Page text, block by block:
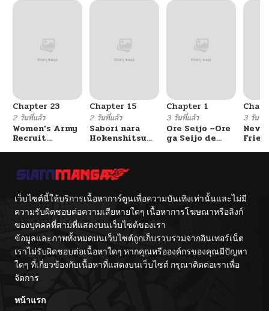
Chapter 23
2 วันที่แล้ว
Women’s Army
Recruit
Chapter 15
2 วันที่แล้ว
Sabori nara
Hokenshitsu
Chapter 1
3 วันที่แล้ว
Ore Seijo ~Ore
ga Seijo de
Itashimasu wa~
3 วันที่
เว็บไซต์นี้ให้บริการเนื้อหาการ์ตูนเพื่อความบันเทิงเท่านั้นและไม่มี
ความรับผิดชอบต่อความเสียหายใดๆ เนื้อหาการโฆษณาหรือลิงก์
ของบุคคลที่สามที่แสดงบนเว็บไซต์ของเรา
ข้อมูลและภาพทั้งหมดบนเว็บไซต์ถูกเก็บรวบรวมจากอินเทอร์เน็ต
เราไม่รับผิดชอบต่อเนื้อหาใดๆ หากคุณหรือองค์กรของคุณมีปัญหา
ใดๆ ที่เกี่ยวข้องกับเนื้อหาที่แสดงบนเว็บไซต์ กรุณาติดต่อเราเพื่อ
จัดการ
หน้าแรก